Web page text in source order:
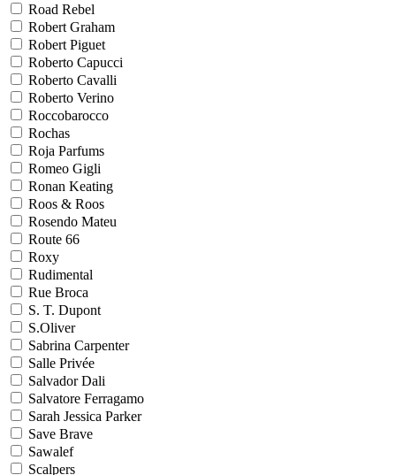
Road Rebel
Robert Graham
Robert Piguet
Roberto Capucci
Roberto Cavalli
Roberto Verino
Roccobarocco
Rochas
Roja Parfums
Romeo Gigli
Ronan Keating
Roos & Roos
Rosendo Mateu
Route 66
Roxy
Rudimental
Rue Broca
S. T. Dupont
S.Oliver
Sabrina Carpenter
Salle Privée
Salvador Dali
Salvatore Ferragamo
Sarah Jessica Parker
Save Brave
Sawalef
Scalpers